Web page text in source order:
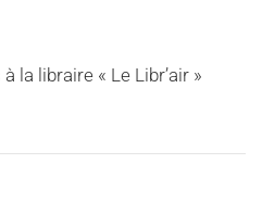
la libraire « Le Libr’air »